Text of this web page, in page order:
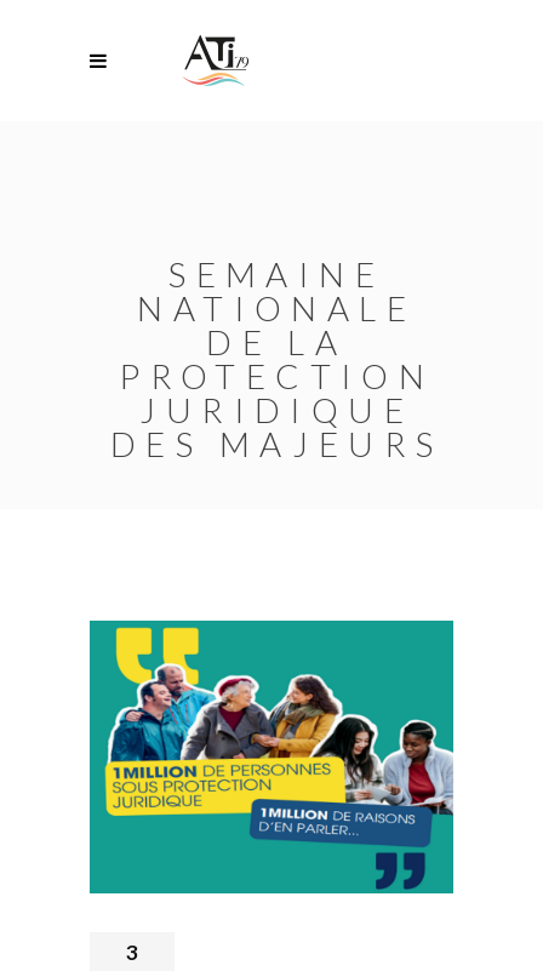
SEMAINE
NATIONALE
DE LA
PROTECTION
JURIDIQUE
DES MAJEURS
3